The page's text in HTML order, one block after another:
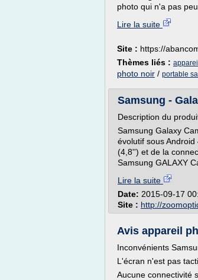
photo qui n'a pas
Lire la suite
Site : https://
Thèmes liés :
photo noir / portable
Samsung -
Description du
Samsung Galaxy
évolutif sous
(4,8'') et de la
Samsung GALAXY
Lire la suite
Date: 2015-09-17
Site : http://
Avis appareil
Inconvénients
L'écran n'est pas
Aucune connectivité